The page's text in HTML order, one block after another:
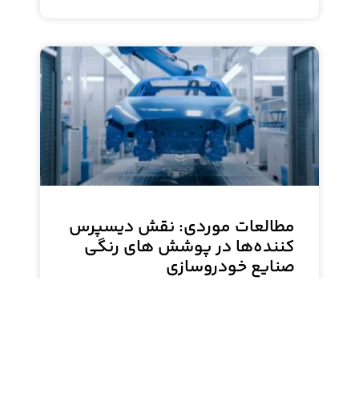
مطالعات موردی: نقش دیسپرس
کننده‌ها در پوشش های رنگی
صنایع خودروسازی